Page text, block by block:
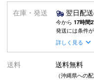
在庫・発送 翌日配
今から 17時間
発送には条件が
詳しく見る
送料 送料無料
（沖縄県への